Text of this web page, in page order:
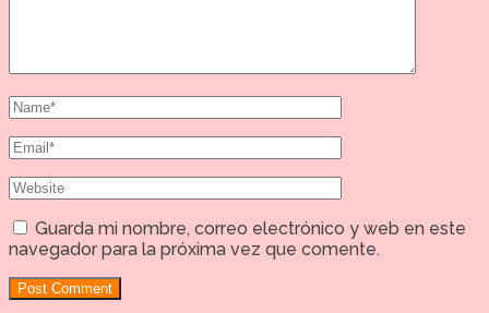
Guarda mi nombre, correo electrónico y web en este
navegador para la próxima vez que comente.